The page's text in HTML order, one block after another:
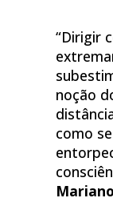
“Dirigir
noção
como
Mariano